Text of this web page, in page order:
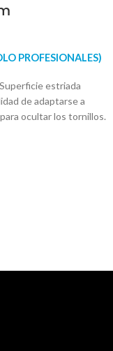
PROFESIONALES)
estriada
de adaptarse a
ocultar los tornillos.